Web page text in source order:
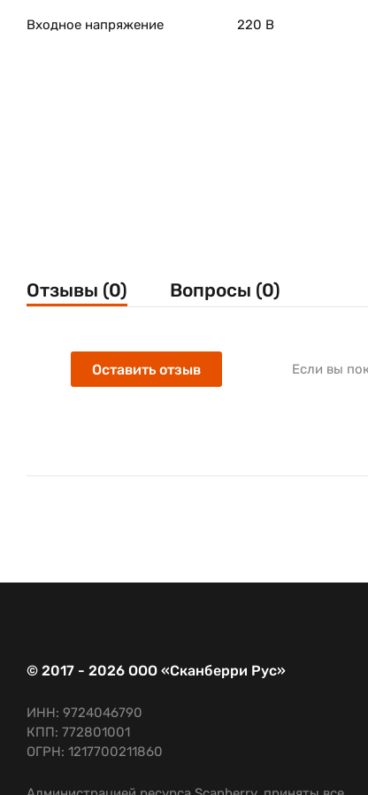
Входное напряжение 220 В
Отзывы (0) Вопросы (0)
Оставить отзыв Если вы
© 2017 - 2026 ООО «Сканберри Рус»
ИНН: 9724046790
КПП: 772801001
ОГРН: 1217700211860